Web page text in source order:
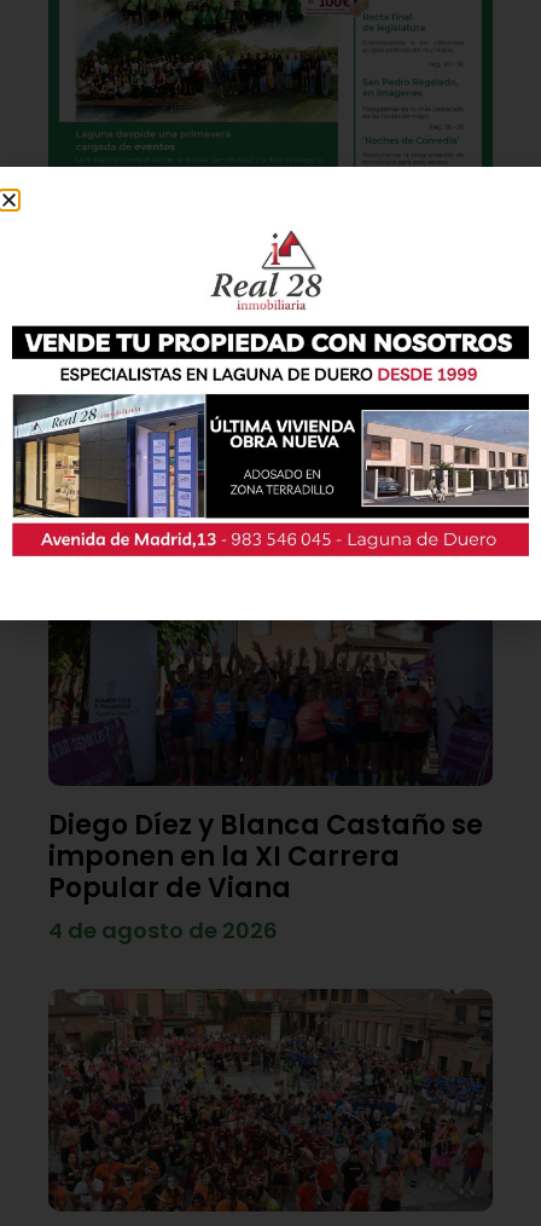
También podrás conseguir la revista en papel
de formagratuitaen todos los negocios
patrocinadores y en la Casa de las Artes.
Lo último
Diego Díez y Blanca Castaño se
imponen en la XI Carrera
Popular de Viana
4 de agosto de 2026